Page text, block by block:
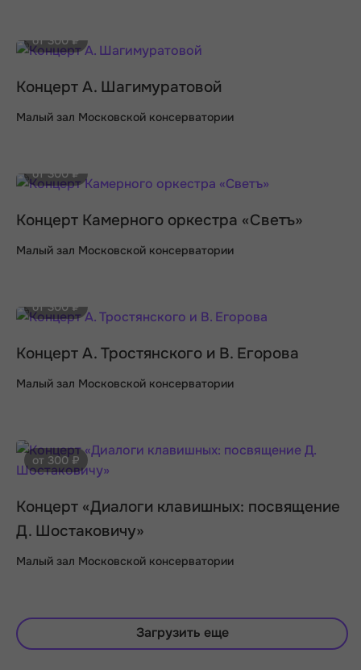
от 300 ₽
Концерт А. Шагимуратовой
Малый зал Московской консерватории
от 300 ₽
Концерт Камерного оркестра «Светъ»
Малый зал Московской консерватории
от 300 ₽
Концерт А. Тростянского и В. Егорова
Малый зал Московской консерватории
от 300 ₽
Концерт «Диалоги клавишных: посвящение
Д. Шостаковичу»
Малый зал Московской консерватории
Загрузить еще